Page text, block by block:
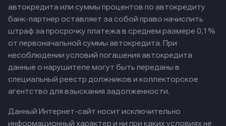
автокредита или суммы процентов по автокредиту
банк-партнер оставляет за собой право начислить
штраф за просрочку платежа в среднем размере 0,1%
от первоначальной суммы автокредита. При
несоблюдении условий погашения автокредита
данные о нарушителе могут быть переданы в
специальный реестр должников и коллекторское
агентство для взыскания задолженности.
Данный Интернет-сайт носит исключительно
информационный характер и ни при каких условиях не